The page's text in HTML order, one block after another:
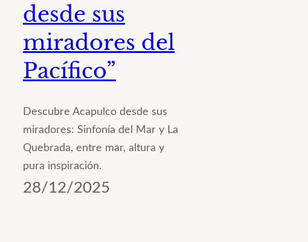
desde sus
miradores del
Pacífico”
Descubre Acapulco desde sus
miradores: Sinfonía del Mar y La
Quebrada, entre mar, altura y
pura inspiración.
28/12/2025